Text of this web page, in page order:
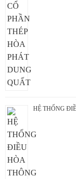
HỆ THỐNG